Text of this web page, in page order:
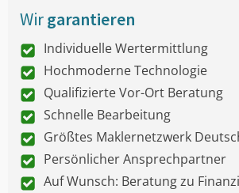
Wirgarantieren
Individuelle Wertermittlung
Hochmoderne Technologie
Qualifizierte Vor-Ort Beratung
Schnelle Bearbeitung
Größtes Maklernetzwerk
Persönlicher Ansprechpartner
Auf Wunsch: Beratung zu